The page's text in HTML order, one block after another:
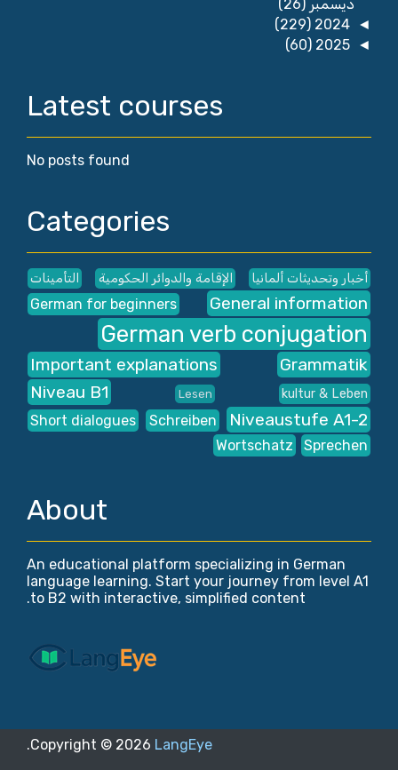
ديسمبر(26)
◄
2024
(229)
◄
2025
(60)
Latest courses
No posts found
Categories
أخبار وتحديثات ألمانيا الإقامة والدوائر الحكومية التأمينات
General information
German for beginners
German verb conjugation
Grammatik
Important explanations
kultur & Leben
Lesen
Niveau B1
Niveaustufe A1-2
Schreiben
Short dialogues
Sprechen
Wortschatz
About
An educational platform specializing in German
language learning. Start your journey from level A1
to B2 with interactive, simplified content.
Copyright © 2026 LangEye
.